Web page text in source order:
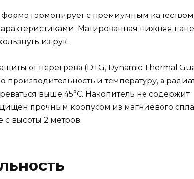
гармонирует с премиумным
Матированная нижняя
из рук.
от перегрева (DTG, Dynamic Thermal
производительность и температуру, а
выше 45°C. Накопитель не содержит
прочным корпусом из магниевого
высоты 2 метров.